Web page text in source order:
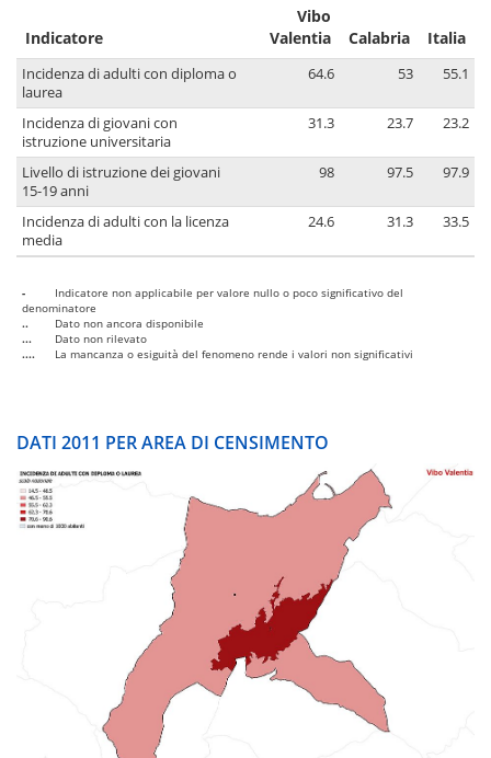
Indicatore
Vibo
Valentia
Calabria Italia
Incidenza di adulti con diploma o
laurea
64.6 53 55.1
Incidenza di giovani con
istruzione universitaria
31.3 23.7 23.2
Livello di istruzione dei giovani
15-19 anni
98 97.5 97.9
Incidenza di adulti con la licenza
media
24.6 31.3 33.5
-
Indicatore non applicabile per valore nullo o poco significativo del
denominatore
..
Dato non ancora disponibile
...
Dato non rilevato
....
La mancanza o esiguità del fenomeno rende i valori non significativi
DATI 2011 PER AREA DI CENSIMENTO